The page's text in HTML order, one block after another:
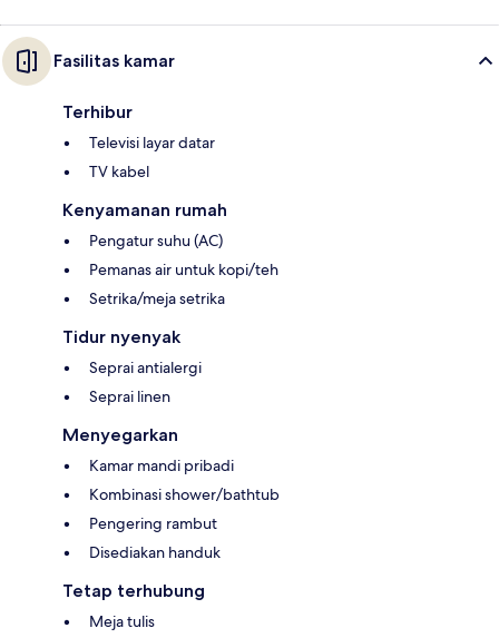
Fasilitas kamar
Terhibur
Televisi layar datar
TV kabel
Kenyamanan rumah
Pengatur suhu (AC)
Pemanas air untuk kopi/teh
Setrika/meja setrika
Tidur nyenyak
Seprai antialergi
Seprai linen
Menyegarkan
Kamar mandi pribadi
Kombinasi shower/bathtub
Pengering rambut
Disediakan handuk
Tetap terhubung
Meja tulis